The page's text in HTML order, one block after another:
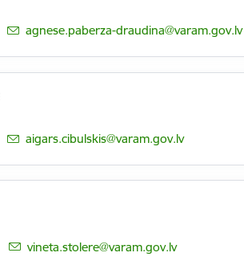
E-pasts:
agnese.paberza-draudina@varam.gov.lv
E-pasts:
aigars.cibulskis@varam.gov.lv
E-pasts:
vineta.stolere@varam.gov.lv